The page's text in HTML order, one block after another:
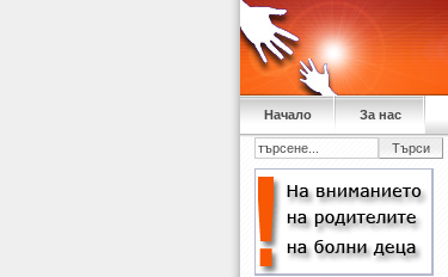
Начало За нас